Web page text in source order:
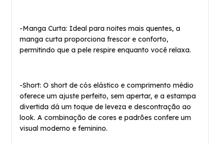
-Manga Curta: Ideal para noites mais quentes, a
manga curta proporciona frescor e conforto,
permitindo que a pele respire enquanto você relaxa.
-Short: O short de cós elástico e comprimento médio
oferece um ajuste perfeito, sem apertar, e a estampa
divertida dá um toque de leveza e descontração ao
look. A combinação de cores e padrões confere um
visual moderno e feminino.